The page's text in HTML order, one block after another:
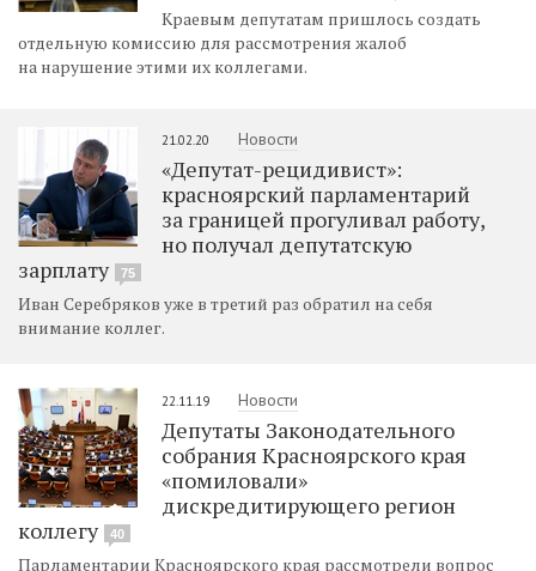
Краевым депутатам пришлось создать
отдельную комиссию для рассмотрения жалоб
на нарушение этими их коллегами.
21.02.20 Новости
«Депутат-рецидивист»:
красноярский парламентарий
за границей прогуливал работу,
но получал депутатскую
зарплату
75
Иван Серебряков уже в третий раз обратил на себя
внимание коллег.
22.11.19 Новости
Депутаты Законодательного
собрания Красноярского края
«помиловали»
дискредитирующего регион
коллегу
40
Парламентарии Красноярского края рассмотрели вопрос